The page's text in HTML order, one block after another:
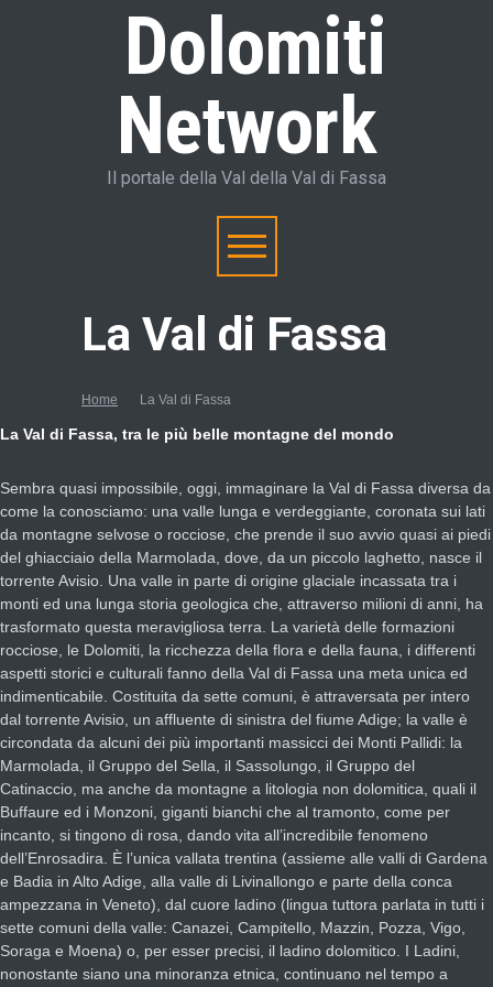
Dolomiti
Network
Il portale della Val della Val di Fassa
La Val di Fassa
Home La Val di Fassa
La Val di Fassa, tra le più belle montagne del mondo
Sembra quasi impossibile, oggi, immaginare la Val di Fassa diversa da
come la conosciamo: una valle lunga e verdeggiante, coronata sui lati
da montagne selvose o rocciose, che prende il suo avvio quasi ai piedi
del ghiacciaio della Marmolada, dove, da un piccolo laghetto, nasce il
torrente Avisio. Una valle in parte di origine glaciale incassata tra i
monti ed una lunga storia geologica che, attraverso milioni di anni, ha
trasformato questa meravigliosa terra. La varietà delle formazioni
rocciose, le Dolomiti, la ricchezza della flora e della fauna, i differenti
aspetti storici e culturali fanno della Val di Fassa una meta unica ed
indimenticabile. Costituita da sette comuni, è attraversata per intero
dal torrente Avisio, un affluente di sinistra del fiume Adige; la valle è
circondata da alcuni dei più importanti massicci dei Monti Pallidi: la
Marmolada, il Gruppo del Sella, il Sassolungo, il Gruppo del
Catinaccio, ma anche da montagne a litologia non dolomitica, quali il
Buffaure ed i Monzoni, giganti bianchi che al tramonto, come per
incanto, si tingono di rosa, dando vita all’incredibile fenomeno
dell’Enrosadira. È l’unica vallata trentina (assieme alle valli di Gardena
e Badia in Alto Adige, alla valle di Livinallongo e parte della conca
ampezzana in Veneto), dal cuore ladino (lingua tuttora parlata in tutti i
sette comuni della valle: Canazei, Campitello, Mazzin, Pozza, Vigo,
Soraga e Moena) o, per esser precisi, il ladino dolomitico. I Ladini,
nonostante siano una minoranza etnica, continuano nel tempo a